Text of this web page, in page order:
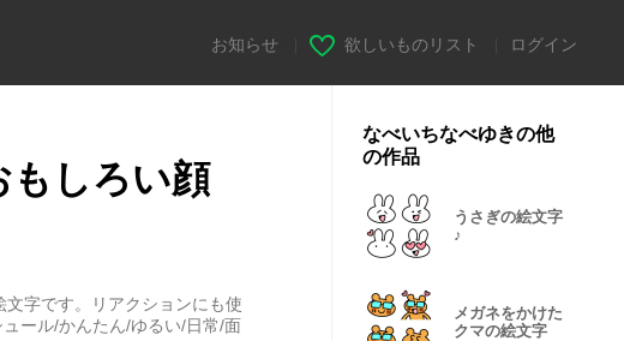
お知らせ 欲しいものリスト ログイン
もしろい顔
字です。リアクションにも使
ール/かんたん/ゆるい/日常/面
なべいちなべゆきの他
の作品
うさぎの絵文字
♪
メガネをかけた
クマの絵文字